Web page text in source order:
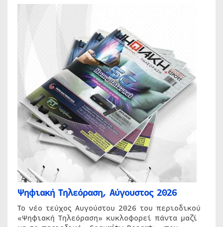
Ψηφιακή Τηλεόραση, Αύγουστος 2026
Το νέο τεύχος Αυγούστου 2026 του περιοδικού
«Ψηφιακή Τηλεόραση» κυκλοφορεί πάντα μαζί